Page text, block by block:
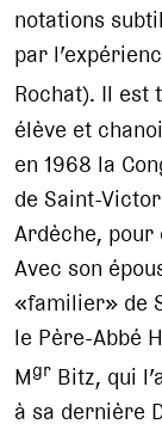
notations
par
Rochat). Il est
élève et
en 1968 la
de Saint-
Ardèche,
Avec son
«familier» de
le Père-Abbé
Mgr Bitz, qui
à sa dernière